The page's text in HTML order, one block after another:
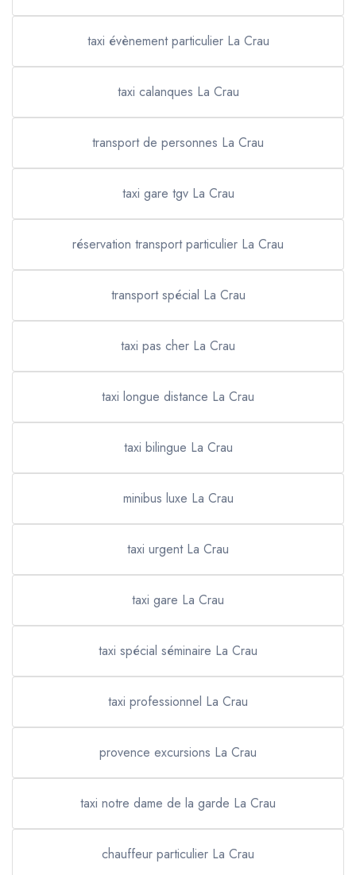
taxi évènement particulier La Crau
taxi calanques La Crau
transport de personnes La Crau
taxi gare tgv La Crau
réservation transport particulier La Crau
transport spécial La Crau
taxi pas cher La Crau
taxi longue distance La Crau
taxi bilingue La Crau
minibus luxe La Crau
taxi urgent La Crau
taxi gare La Crau
taxi spécial séminaire La Crau
taxi professionnel La Crau
provence excursions La Crau
taxi notre dame de la garde La Crau
chauffeur particulier La Crau